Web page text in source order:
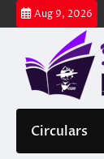
Skip
to
Aug 9, 2026
| Scout Library
Circulars